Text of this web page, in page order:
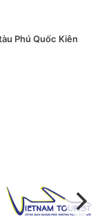
Phú Quốc Kiên